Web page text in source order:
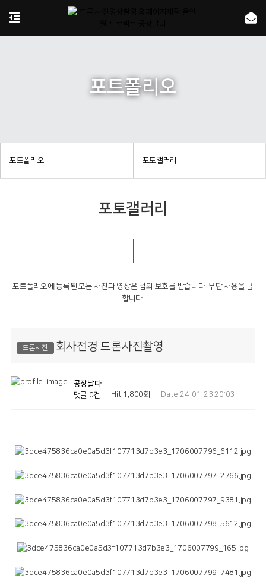
포트폴리오 포토갤러리
포트폴리오
포토갤러리
포트폴리오에 등록된 모든 사진과 영상은 법의 보호를 받습니다. 무단 사용을 금
합니다.
드론사진 회사전경 드론사진촬영
공장날다
댓글 0건
Hit 1,800회 Date 24-01-23 20:03